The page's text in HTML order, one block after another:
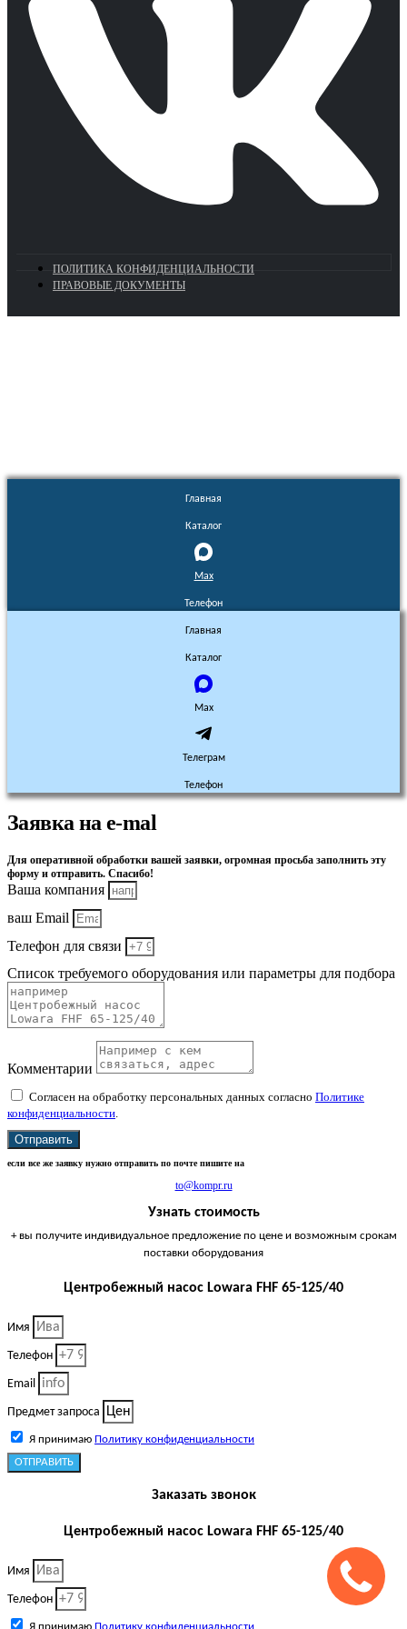
ПОЛИТИКА КОНФИДЕНЦИАЛЬНОСТИ
ПРАВОВЫЕ ДОКУМЕНТЫ
Главная
Каталог
Max
Телефон
Главная
Каталог
Max
Телеграм
Телефон
Заявка на e-mal
Для оперативной обработки вашей заявки, огромная просьба заполнить эту
форму и отправить. Спасибо!
Ваша компания
ваш Email
Телефон для связи
Список требуемого оборудования или параметры для подбора
Комментарии
Согласен на обработку персональных данных согласно Политике
конфиденциальности.
Отправить
если все же заявку нужно отправить по почте пишите на
to@kompr.ru
Узнать стоимость
+ вы получите индивидуальное предложение по цене и возможным срокам
поставки оборудования
Центробежный насос Lowara FHF 65-125/40
Имя
Телефон
Email
Предмет запроса
Я принимаю Политику конфиденциальности
ОТПРАВИТЬ
Заказать звонок
Центробежный насос Lowara FHF 65-125/40
Имя
Телефон